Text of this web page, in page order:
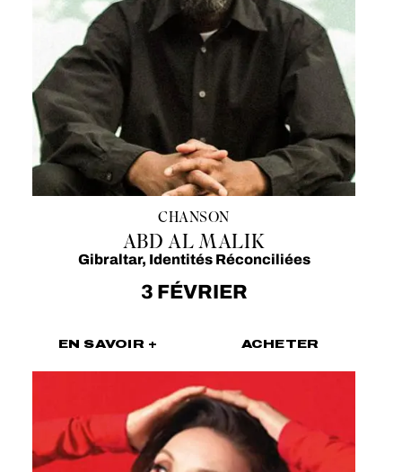
CHANSON
ABD AL MALIK
Gibraltar, Identités Réconciliées
3 FÉVRIER
EN SAVOIR + ACHETER